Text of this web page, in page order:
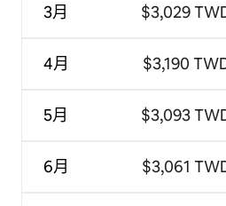
3月
4月
5月
6月
$3,029
$3,190
$3,093
$3,061